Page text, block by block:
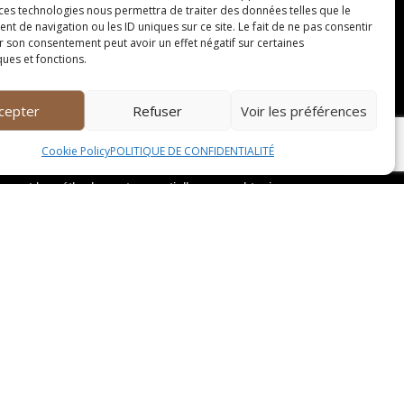
technologies nous permettra de traiter des données telles que le
de navigation ou les ID uniques sur ce site. Le fait de ne pas consentir
son consentement peut avoir un effet négatif sur certaines
et fonctions.
Refuser Voir les préférences
Cookie PolicyPOLITIQUE DE CONFIDENTIALITÉ
de soude, vous permettez à ce
de soude agit comme un agent désodorisant
et la méthode sont essentielles pour obtenir